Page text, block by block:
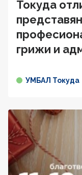
Токуда
грижи и
УМБАЛ Токуда